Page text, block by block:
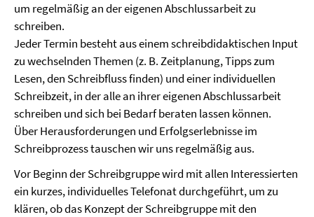
um regelmäßig an der eigenen Abschlussarbeit zu
schreiben.
Jeder Termin besteht aus einem schreibdidaktischen Input
zu wechselnden Themen (z. B. Zeitplanung, Tipps zum
Lesen, den Schreibfluss finden) und einer individuellen
Schreibzeit, in der alle an ihrer eigenen Abschlussarbeit
schreiben und sich bei Bedarf beraten lassen können.
Über Herausforderungen und Erfolgserlebnisse im
Schreibprozess tauschen wir uns regelmäßig aus.
Vor Beginn der Schreibgruppe wird mit allen Interessierten
ein kurzes, individuelles Telefonat durchgeführt, um zu
klären, ob das Konzept der Schreibgruppe mit den